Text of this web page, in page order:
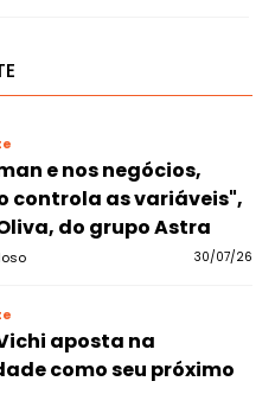
e nos negócios,
controla as variáveis",
do grupo Astra
30/07/26
aposta na
como seu próximo